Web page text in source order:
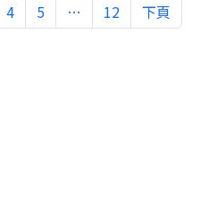
4 5 … 12 下頁